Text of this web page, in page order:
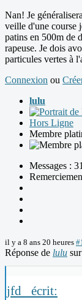
Nan! Je
veille d'une course
patins en 500m de
rapeuse. Je dois
particules vertes à
Connexion ou
lulu
Hors Ligne
Membre
Messages :
il y a 8 ans 20 heures
Réponse de lulu
jfd_ écrit: